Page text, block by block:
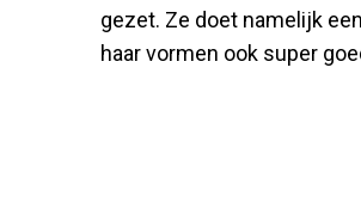
gezet. Ze doet namelijk
haar vormen ook super